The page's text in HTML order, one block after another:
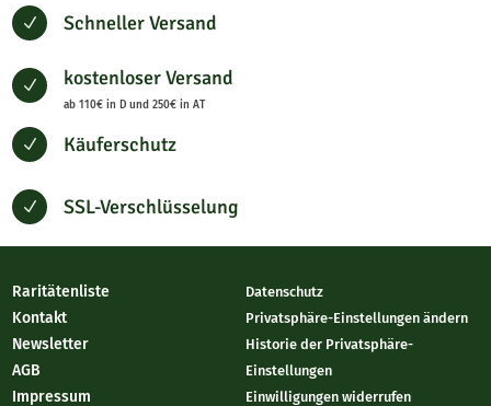
N Schneller Versand
N kostenloser Versand
ab 110€ in D und 250€ in AT
N Käuferschutz
N SSL-Verschlüsselung
Raritätenliste
Kontakt
Newsletter
AGB
Impressum
Datenschutz
Privatsphäre-Einstellungen ändern
Historie der Privatsphäre-
Einstellungen
Einwilligungen widerrufen